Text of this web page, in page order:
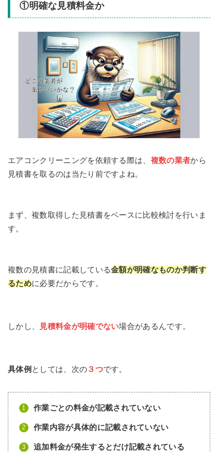
①明確な見積料金か
エアコンクリーニングを依頼する際は、 複数の業者から
見積書を取るのは当たり前ですよね。
まず、複数取得した見積書をベースに比較検討を行いま
す。
複数の見積書に記載している金額が明確なものか判断す
るために必要だからです。
しかし、 見積料金が明確でない場合があるんです。
具体例 としては、次の ３つです。
作業ごとの料金が記載されていない
作業内容が具体的に記載されていない
追加料金が発生するとだけ記載されている